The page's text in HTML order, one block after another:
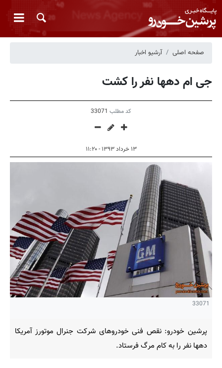
صفحه اصلی آرشیو اخبار
جی ام دهها نفر را کشت
کد مطلب 33071
۱۳ خرداد ۱۳۹۳ - ۱۱:۲۰
33071
پرشین خودرو: نقص فنی خودروهای شرکت جنرال موتورز آمریکا
دهها نفر را به کام مرگ فرستاد.